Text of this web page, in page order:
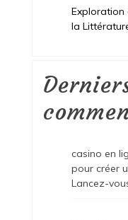
Exploration
la
casino en
pour créer
Lancez-